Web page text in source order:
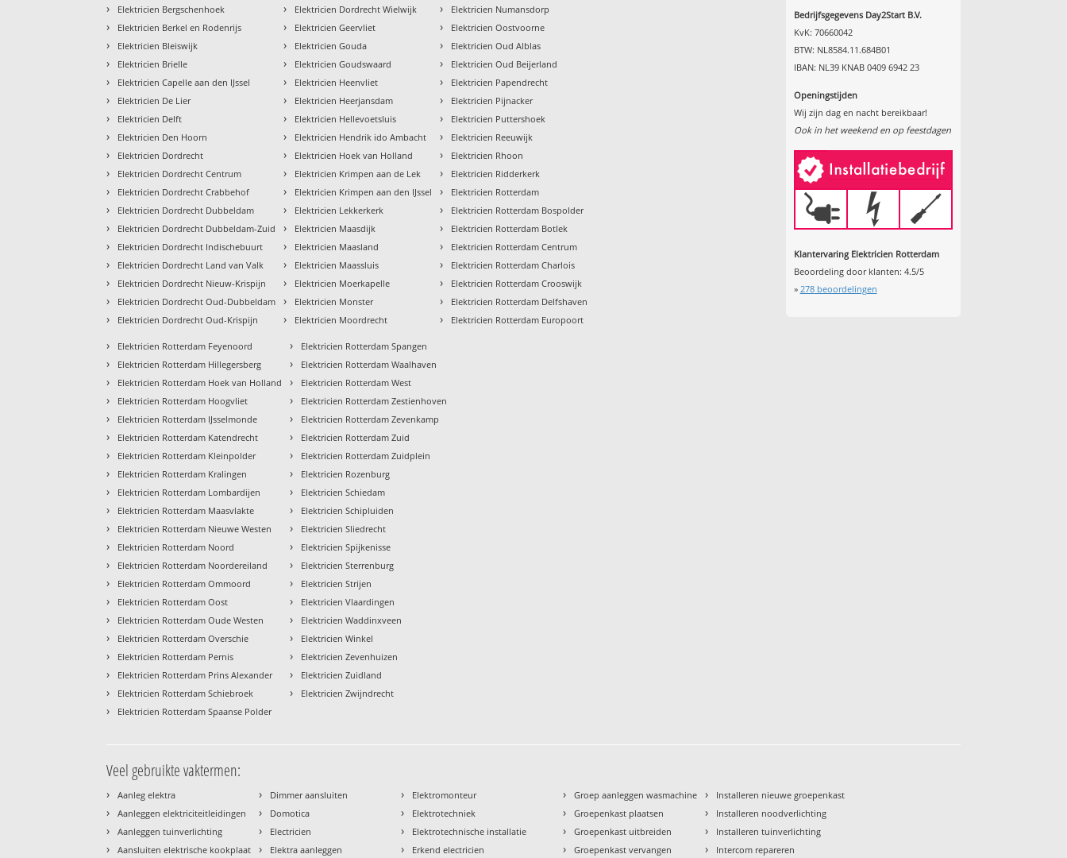
› Elektricien Bergschenhoek
› Elektricien Berkel en Rodenrijs
› Elektricien Bleiswijk
› Elektricien Brielle
› Elektricien Capelle aan den IJssel
› Elektricien De Lier
› Elektricien Delft
› Elektricien Den Hoorn
› Elektricien Dordrecht
› Elektricien Dordrecht Centrum
› Elektricien Dordrecht Crabbehof
› Elektricien Dordrecht Dubbeldam
› Elektricien Dordrecht Dubbeldam-Zuid
› Elektricien Dordrecht Indischebuurt
› Elektricien Dordrecht Land van Valk
› Elektricien Dordrecht Nieuw-Krispijn
› Elektricien Dordrecht Oud-Dubbeldam
› Elektricien Dordrecht Oud-Krispijn
› Elektricien Dordrecht Wielwijk
› Elektricien Geervliet
› Elektricien Gouda
› Elektricien Goudswaard
› Elektricien Heenvliet
› Elektricien Heerjansdam
› Elektricien Hellevoetsluis
› Elektricien Hendrik ido Ambacht
› Elektricien Hoek van Holland
› Elektricien Krimpen aan de Lek
› Elektricien Krimpen aan den IJssel
› Elektricien Lekkerkerk
› Elektricien Maasdijk
› Elektricien Maasland
› Elektricien Maassluis
› Elektricien Moerkapelle
› Elektricien Monster
› Elektricien Moordrecht
› Elektricien Numansdorp
› Elektricien Oostvoorne
› Elektricien Oud Alblas
› Elektricien Oud Beijerland
› Elektricien Papendrecht
› Elektricien Pijnacker
› Elektricien Puttershoek
› Elektricien Reeuwijk
› Elektricien Rhoon
› Elektricien Ridderkerk
› Elektricien Rotterdam
› Elektricien Rotterdam Bospolder
› Elektricien Rotterdam Botlek
› Elektricien Rotterdam Centrum
› Elektricien Rotterdam Charlois
› Elektricien Rotterdam Crooswijk
› Elektricien Rotterdam Delfshaven
› Elektricien Rotterdam Europoort
› Elektricien Rotterdam Feyenoord
› Elektricien Rotterdam Hillegersberg
› Elektricien Rotterdam Hoek van Holland
› Elektricien Rotterdam Hoogvliet
› Elektricien Rotterdam IJsselmonde
› Elektricien Rotterdam Katendrecht
› Elektricien Rotterdam Kleinpolder
› Elektricien Rotterdam Kralingen
› Elektricien Rotterdam Lombardijen
› Elektricien Rotterdam Maasvlakte
› Elektricien Rotterdam Nieuwe Westen
› Elektricien Rotterdam Noord
› Elektricien Rotterdam Noordereiland
› Elektricien Rotterdam Ommoord
› Elektricien Rotterdam Oost
› Elektricien Rotterdam Oude Westen
› Elektricien Rotterdam Overschie
› Elektricien Rotterdam Pernis
› Elektricien Rotterdam Prins Alexander
› Elektricien Rotterdam Schiebroek
› Elektricien Rotterdam Spaanse Polder
› Elektricien Rotterdam Spangen
› Elektricien Rotterdam Waalhaven
› Elektricien Rotterdam West
› Elektricien Rotterdam Zestienhoven
› Elektricien Rotterdam Zevenkamp
› Elektricien Rotterdam Zuid
› Elektricien Rotterdam Zuidplein
› Elektricien Rozenburg
› Elektricien Schiedam
› Elektricien Schipluiden
› Elektricien Sliedrecht
› Elektricien Spijkenisse
› Elektricien Sterrenburg
› Elektricien Strijen
› Elektricien Vlaardingen
› Elektricien Waddinxveen
› Elektricien Winkel
› Elektricien Zevenhuizen
› Elektricien Zuidland
› Elektricien Zwijndrecht
Bedrijfsgegevens Day2Start B.V.
KvK: 70660042
BTW: NL8584.11.684B01
IBAN: NL39 KNAB 0409 6942 23
Openingstijden
Wij zijn dag en nacht bereikbaar!
Ook in het weekend en op feestdagen
Klantervaring Elektricien Rotterdam
Beoordeling door klanten: 4.5/5
» 278beoordelingen
Veel gebruikte vaktermen:
› Aanleg elektra
› Aanleggen elektriciteitleidingen
› Aanleggen tuinverlichting
› Aansluiten elektrische kookplaat
› Dimmer aansluiten
› Domotica
› Electricien
› Elektra aanleggen
› Elektromonteur
› Elektrotechniek
› Elektrotechnische installatie
› Erkend electricien
› Groep aanleggen wasmachine
› Groepenkast plaatsen
› Groepenkast uitbreiden
› Groepenkast vervangen
› Installeren nieuwe groepenkast
› Installeren noodverlichting
› Installeren tuinverlichting
› Intercom repareren